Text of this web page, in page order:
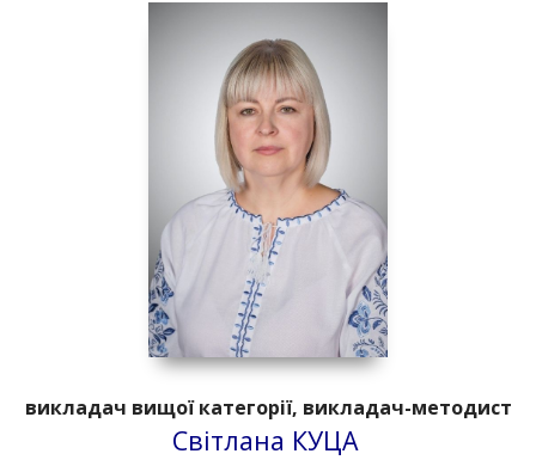
викладач вищої категорії, викладач-методист
Світлана КУЦА